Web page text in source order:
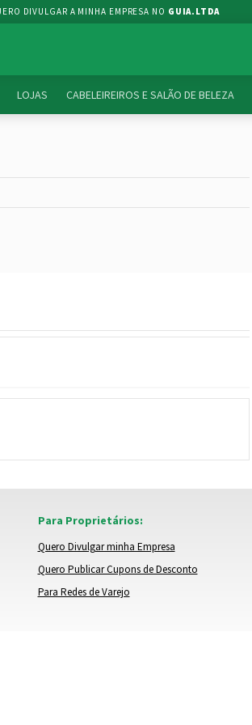
DIVULGAR A MINHA EMPRESA NO GUIA.LTDA
LOJAS CABELEIREIROS E SALÃO DE BELEZA
Para Proprietários:
Quero Divulgar minha Empresa
Quero Publicar Cupons de Desconto
Para Redes de Varejo